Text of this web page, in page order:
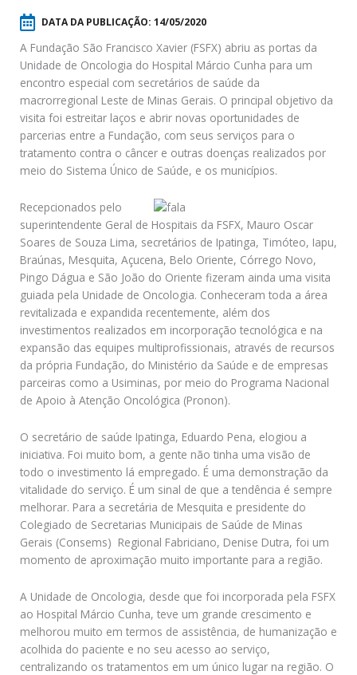
DATA DA PUBLICAÇÃO: 14/05/2020
A Fundação São Francisco Xavier (FSFX) abriu as portas da
Unidade de Oncologia do Hospital Márcio Cunha para um
encontro especial com secretários de saúde da
macrorregional Leste de Minas Gerais. O principal objetivo da
visita foi estreitar laços e abrir novas oportunidades de
parcerias entre a Fundação, com seus serviços para o
tratamento contra o câncer e outras doenças realizados por
meio do Sistema Único de Saúde, e os municípios.
Recepcionados pelo
superintendente Geral de Hospitais da FSFX, Mauro Oscar
Soares de Souza Lima, secretários de Ipatinga, Timóteo, Iapu,
Braúnas, Mesquita, Açucena, Belo Oriente, Córrego Novo,
Pingo Dágua e São João do Oriente fizeram ainda uma visita
guiada pela Unidade de Oncologia. Conheceram toda a área
revitalizada e expandida recentemente, além dos
investimentos realizados em incorporação tecnológica e na
expansão das equipes multiprofissionais, através de recursos
da própria Fundação, do Ministério da Saúde e de empresas
parceiras como a Usiminas, por meio do Programa Nacional
de Apoio à Atenção Oncológica (Pronon).
O secretário de saúde Ipatinga, Eduardo Pena, elogiou a
iniciativa. Foi muito bom, a gente não tinha uma visão de
todo o investimento lá empregado. É uma demonstração da
vitalidade do serviço. É um sinal de que a tendência é sempre
melhorar. Para a secretária de Mesquita e presidente do
Colegiado de Secretarias Municipais de Saúde de Minas
Gerais (Consems)  Regional Fabriciano, Denise Dutra, foi um
momento de aproximação muito importante para a região.
A Unidade de Oncologia, desde que foi incorporada pela FSFX
ao Hospital Márcio Cunha, teve um grande crescimento e
melhorou muito em termos de assistência, de humanização e
acolhida do paciente e no seu acesso ao serviço,
centralizando os tratamentos em um único lugar na região. O